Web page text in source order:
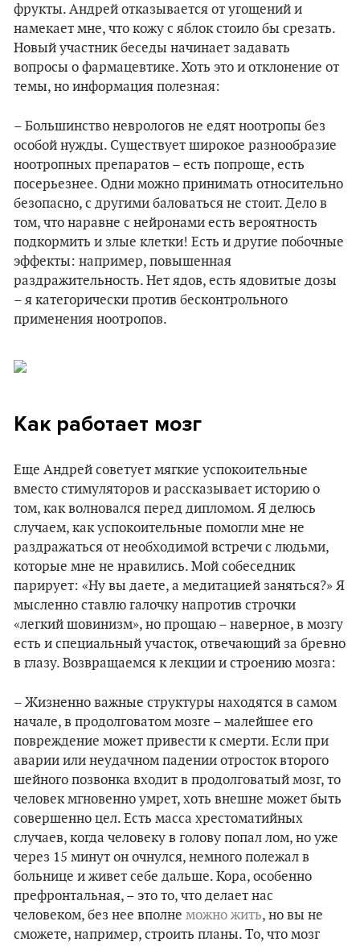
фрукты. Андрей отказывается от угощений и
намекает мне, что кожу с яблок стоило бы срезать.
Новый участник беседы начинает задавать
вопросы о фармацевтике. Хоть это и отклонение от
темы, но информация полезная:
– Большинство неврологов не едят ноотропы без
особой нужды. Существует широкое разнообразие
ноотропных препаратов – есть попроще, есть
посерьезнее. Одни можно принимать относительно
безопасно, с другими баловаться не стоит. Дело в
том, что наравне с нейронами есть вероятность
подкормить и злые клетки! Есть и другие побочные
эффекты: например, повышенная
раздражительность. Нет ядов, есть ядовитые дозы
– я категорически против бесконтрольного
применения ноотропов.
Как работает мозг
Еще Андрей советует мягкие успокоительные
вместо стимуляторов и рассказывает историю о
том, как волновался перед дипломом. Я делюсь
случаем, как успокоительные помогли мне не
раздражаться от необходимой встречи с людьми,
которые мне не нравились. Мой собеседник
парирует: «Ну вы даете, а медитацией заняться?» Я
мысленно ставлю галочку напротив строчки
«легкий шовинизм», но прощаю – наверное, в мозгу
есть и специальный участок, отвечающий за бревно
в глазу. Возвращаемся к лекции и строению мозга:
– Жизненно важные структуры находятся в самом
начале, в продолговатом мозге – малейшее его
повреждение может привести к смерти. Если при
аварии или неудачном падении отросток второго
шейного позвонка входит в продолговатый мозг, то
человек мгновенно умрет, хоть внешне может быть
совершенно цел. Есть масса хрестоматийных
случаев, когда человеку в голову попал лом, но уже
через 15 минут он очнулся, немного полежал в
больнице и живет себе дальше. Кора, особенно
префронтальная, – это то, что делает нас
человеком, без нее вполне можно жить, но вы не
сможете, например, строить планы. То, что мозг